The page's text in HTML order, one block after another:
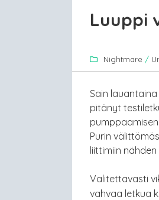
Luuppi
Nightmare /
Sain
pitänyt
Purin
liittimiin
Valitettavasti
vahvaa letkua